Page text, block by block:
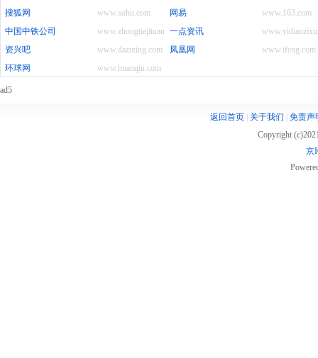
www.sohu.com
搜狐网 www.163.com
网易
www.zhongtiejituan.net
中国中铁公司
一点资讯
www.dazixing.com
资兴吧 www.ifeng.com
凤凰网
www.huanqiu.com
环球网
ad5
返回首页| 关于我们
免责声
Copyright
京